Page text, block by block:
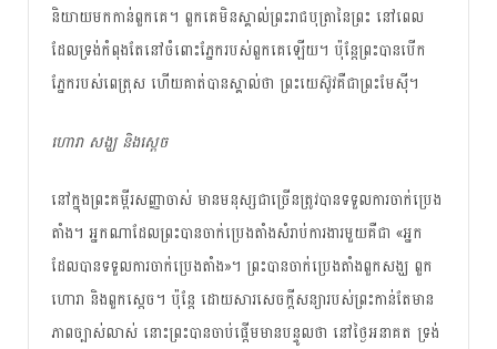
និយាយ​មក​កាន់​ពួកគេ។ ពួកគេ​មិន​​​ស្គាល់​ព្រះរាជបុត្រា​នៃ​ព្រះ នៅពេល​
ដែល​ទ្រង់​កំពុង​តែ​នៅ​ចំពោះ​ភ្នែក​របស់​ពួក​គេ​ឡើយ​។ ប៉ុន្តែ​ព្រះ​បាន​បើក​
ភ្នែក​របស់​ពេត្រុស ហើយ​​គាត់​​បាន​ស្គាល់​ថា ព្រះ​យេស៊ូវ​គឺ​ជា​ព្រះ​មែស៊ី។
ហោរា សង្ឃ និង​ស្តេច
នៅក្នុង​ព្រះគម្ពីរ​សញ្ញា​ចាស់​ មាន​មនុស្ស​ជាច្រើន​ត្រូវ​បាន​​ទទួល​ការ​ចាក់​ប្រេង​
តាំង។ អ្នក​ណា​ដែល​ព្រះ​បាន​ចាក់​ប្រេង​តាំង​សំរាប់​ការងារ​មួយ​គឺជា «អ្នក​
ដែល​បាន​ទទួល​ការ​​ចាក់​ប្រេង​តាំង»។ ព្រះ​បាន​ចាក់​ប្រេង​តាំង​ពួក​សង្ឃ ពួក​
ហោរា​ និង​ពួក​ស្តេច​។ ប៉ុន្តែ​ ដោយ​សារ​សេចក្តី​សន្យា​របស់​ព្រះ​កាន់​តែ​មាន​
ភាព​ច្បាស់​លាស់ នោះ​ព្រះ​បាន​ចាប់​ផ្តើម​​មាន​បន្ទូល​ថា នៅ​ថ្ងៃ​អនាគត ទ្រង់​